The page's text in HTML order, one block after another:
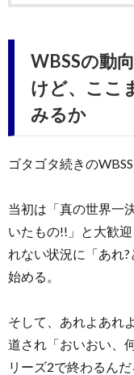
WBSSの動
けど、ここ
みるか
ゴタゴタ続きのWBSS
当初は「真の世界一
いたもの!!」と大歓
れない状況に「あれ
始める。
そして、あれよあれ
道され「おいおい、
リーズ2で終わるん